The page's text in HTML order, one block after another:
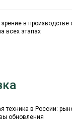
в производстве
всех этапах
техника в России:
обновления